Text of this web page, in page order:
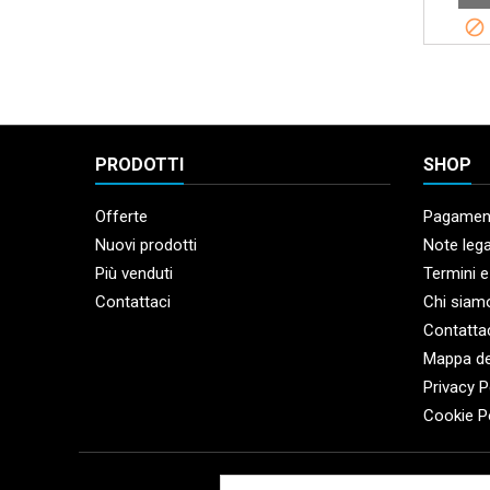

PRODOTTI
Offerte
Nuovi prodotti
Più venduti
Contattaci
SHOP
Note
Termini
Chi
Mappa
Privacy
Cookie